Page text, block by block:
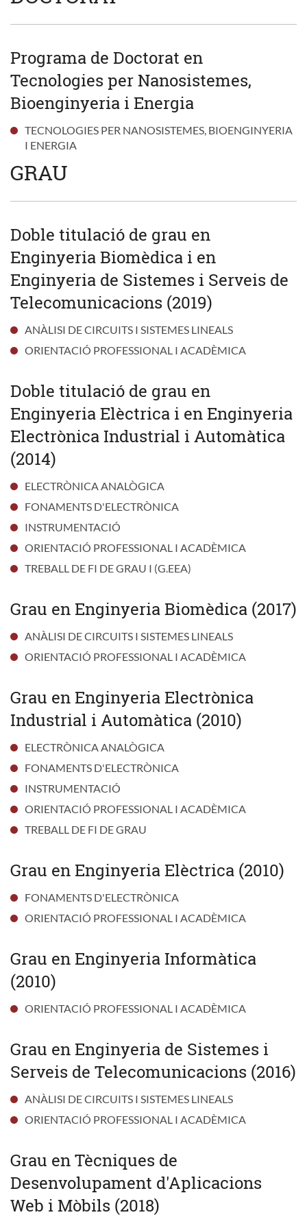
Programa de Doctorat en
Tecnologies per Nanosistemes,
Bioenginyeria i Energia
TECNOLOGIES PER NANOSISTEMES, BIOENGINYERIA
I ENERGIA
GRAU
Doble titulació de grau en
Enginyeria Biomèdica i en
Enginyeria de Sistemes i Serveis de
Telecomunicacions (2019)
ANÀLISI DE CIRCUITS I SISTEMES LINEALS
ORIENTACIÓ PROFESSIONAL I ACADÈMICA
Doble titulació de grau en
Enginyeria Elèctrica i en Enginyeria
Electrònica Industrial i Automàtica
(2014)
ELECTRÒNICA ANALÒGICA
FONAMENTS D'ELECTRÒNICA
INSTRUMENTACIÓ
ORIENTACIÓ PROFESSIONAL I ACADÈMICA
TREBALL DE FI DE GRAU I (G.EEA)
Grau en Enginyeria Biomèdica (2017)
ANÀLISI DE CIRCUITS I SISTEMES LINEALS
ORIENTACIÓ PROFESSIONAL I ACADÈMICA
Grau en Enginyeria Electrònica
Industrial i Automàtica (2010)
ELECTRÒNICA ANALÒGICA
FONAMENTS D'ELECTRÒNICA
INSTRUMENTACIÓ
ORIENTACIÓ PROFESSIONAL I ACADÈMICA
TREBALL DE FI DE GRAU
Grau en Enginyeria Elèctrica (2010)
FONAMENTS D'ELECTRÒNICA
ORIENTACIÓ PROFESSIONAL I ACADÈMICA
Grau en Enginyeria Informàtica
(2010)
ORIENTACIÓ PROFESSIONAL I ACADÈMICA
Grau en Enginyeria de Sistemes i
Serveis de Telecomunicacions (2016)
ANÀLISI DE CIRCUITS I SISTEMES LINEALS
ORIENTACIÓ PROFESSIONAL I ACADÈMICA
Grau en Tècniques de
Desenvolupament d'Aplicacions
Web i Mòbils (2018)